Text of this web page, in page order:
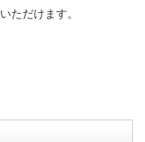
ただけます。